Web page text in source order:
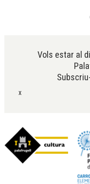
Vols estar al
x